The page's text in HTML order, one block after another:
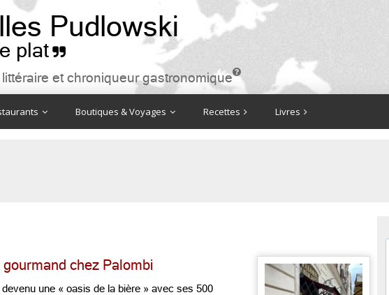
Pudlowski
plat 
et chroniqueur gastronomique

Boutiques & Voyages Recettes Livres
chez Palombi
une « oasis de la bière » avec ses 500